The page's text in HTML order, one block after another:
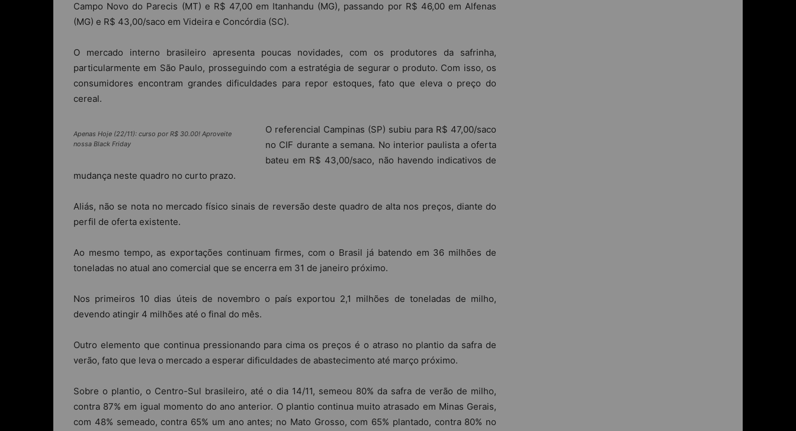
Campo Novo do Parecis (MT) e R$ 47,00 em Itanhandu (MG), passando por R$ 46,00 em Alfenas
(MG) e R$ 43,00/saco em Videira e Concórdia (SC).
O mercado interno brasileiro apresenta poucas novidades, com os produtores da safrinha,
particularmente em São Paulo, prosseguindo com a estratégia de segurar o produto. Com isso, os
consumidores encontram grandes dificuldades para repor estoques, fato que eleva o preço do
cereal.
Apenas Hoje (22/11): curso por R$ 30.00! Aproveite
nossa Black Friday
O referencial Campinas (SP) subiu para R$ 47,00/saco
no CIF durante a semana. No interior paulista a oferta
bateu em R$ 43,00/saco, não havendo indicativos de
mudança neste quadro no curto prazo.
Aliás, não se nota no mercado físico sinais de reversão deste quadro de alta nos preços, diante do
perfil de oferta existente.
Ao mesmo tempo, as exportações continuam firmes, com o Brasil já batendo em 36 milhões de
toneladas no atual ano comercial que se encerra em 31 de janeiro próximo.
Nos primeiros 10 dias úteis de novembro o país exportou 2,1 milhões de toneladas de milho,
devendo atingir 4 milhões até o final do mês.
Outro elemento que continua pressionando para cima os preços é o atraso no plantio da safra de
verão, fato que leva o mercado a esperar dificuldades de abastecimento até março próximo.
Sobre o plantio, o Centro-Sul brasileiro, até o dia 14/11, semeou 80% da safra de verão de milho,
contra 87% em igual momento do ano anterior. O plantio continua muito atrasado em Minas Gerais,
com 48% semeado, contra 65% um ano antes; no Mato Grosso, com 65% plantado, contra 80% no